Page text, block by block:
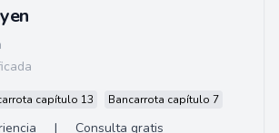
capítulo 13 Bancarrota capítulo 7
|
Consulta gratis